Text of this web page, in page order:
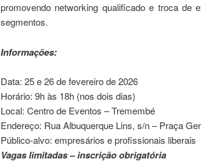
promovendo networking qualificado e troca de
segmentos.
Informações:
Data: 25 e 26 de fevereiro de 2026
Horário: 9h às 18h (nos dois dias)
Local: Centro de Eventos – Tremembé
Endereço: Rua Albuquerque Lins, s/n – Praça
Público-alvo: empresários e profissionais liberais
Vagas limitadas – inscrição obrigatória